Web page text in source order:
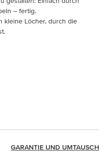
– fertig.
kleine Löcher, durch die
GARANTIE UND UMTAUSCH